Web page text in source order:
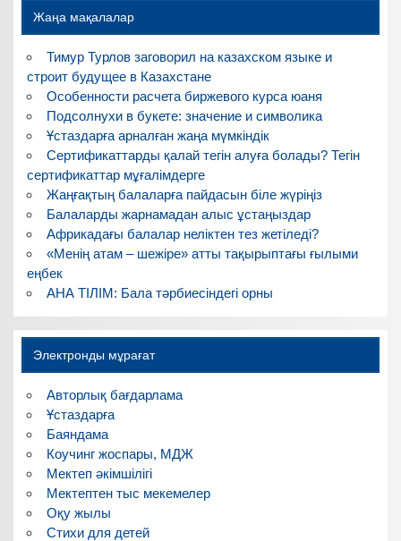
Жаңа мақалалар
Тимур Турлов заговорил на казахском языке и
строит будущее в Казахстане
Особенности расчета биржевого курса юаня
Подсолнухи в букете: значение и символика
Ұстаздарға арналған жаңа мүмкіндік
Сертификаттарды қалай тегін алуға болады? Тегін
сертификаттар мұғалімдерге
Жаңғақтың балаларға пайдасын біле жүріңіз
Балаларды жарнамадан алыс ұстаңыздар
Африкадағы балалар неліктен тез жетіледі?
«Менің атам – шежіре» атты тақырыптағы ғылыми
еңбек
АНА ТІЛІМ: Бала тәрбиесіндегі орны
Электронды мұрағат
Авторлық бағдарлама
Ұстаздарға
Баяндама
Коучинг жоспары, МДЖ
Мектеп әкімшілігі
Мектептен тыс мекемелер
Оқу жылы
Стихи для детей